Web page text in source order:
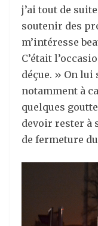
j’ai tout de
soutenir des
m’intéresse
C’était
déçue. » On lui
notamment à
quelques
devoir rester à
de fermeture